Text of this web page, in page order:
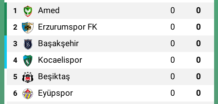
1 Amed 0 0
2 Erzurumspor FK 0 0
3 Başakşehir 0 0
4 Kocaelispor 0 0
5 Beşiktaş 0 0
6 Eyüpspor 0 0